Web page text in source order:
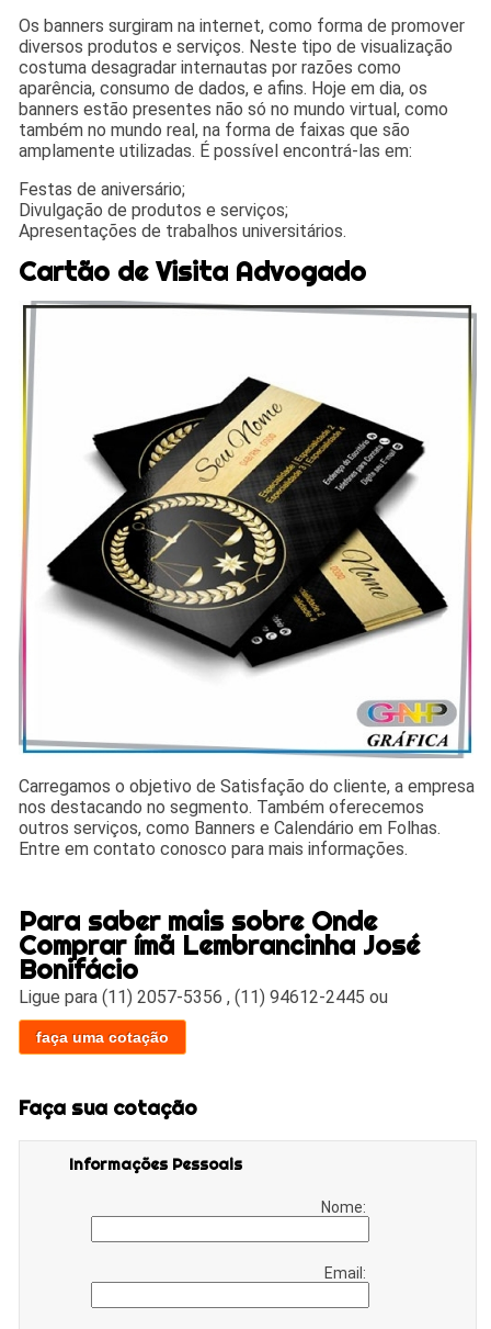
Os banners surgiram na internet, como forma de promover
diversos produtos e serviços. Neste tipo de visualização
costuma desagradar internautas por razões como
aparência, consumo de dados, e afins. Hoje em dia, os
banners estão presentes não só no mundo virtual, como
também no mundo real, na forma de faixas que são
amplamente utilizadas. É possível encontrá-las em:
Festas de aniversário;
Divulgação de produtos e serviços;
Apresentações de trabalhos universitários.
Cartão de Visita Advogado
Carregamos o objetivo de Satisfação do cliente, a empresa
nos destacando no segmento. Também oferecemos
outros serviços, como Banners e Calendário em Folhas.
Entre em contato conosco para mais informações.
Para saber mais sobre Onde
Comprar ímã Lembrancinha José
Bonifácio
Ligue para(11) 2057-5356 ,(11) 94612-2445 ou
faça uma cotação
Faça sua cotação
Informações Pessoais
Nome:
Email: